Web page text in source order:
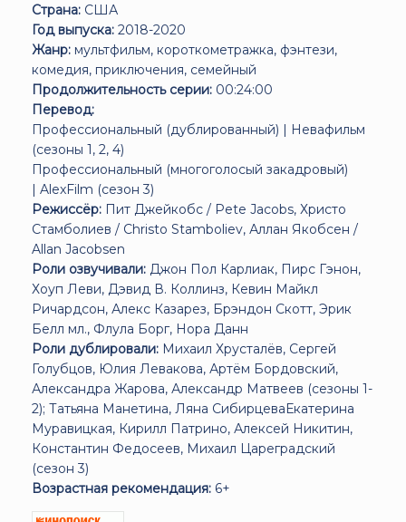
Страна: США
Год выпуска: 2018-2020
Жанр: мультфильм, короткометражка, фэнтези,
комедия, приключения, семейный
Продолжительность серии: 00:24:00
Перевод:
Профессиональный (дублированный) | Невафильм
(сезоны 1, 2, 4)
Профессиональный (многоголосый закадровый)
| AlexFilm (сезон 3)
Режиссёр: Пит Джейкобс / Pete Jacobs, Христо
Стамболиев / Christo Stamboliev, Аллан Якобсен /
Allan Jacobsen
Роли озвучивали: Джон Пол Карлиак, Пирс Гэнон,
Хоуп Леви, Дэвид В. Коллинз, Кевин Майкл
Ричардсон, Алекс Казарез, Брэндон Скотт, Эрик
Белл мл., Флула Борг, Нора Данн
Роли дублировали: Михаил Хрусталёв, Сергей
Голубцов, Юлия Левакова, Артём Бордовский,
Александра Жарова, Александр Матвеев (сезоны 1-
2); Татьяна Манетина, Ляна СибирцеваЕкатерина
Муравицкая, Кирилл Патрино, Алексей Никитин,
Константин Федосеев, Михаил Цареградский
(сезон 3)
Возрастная рекомендация: 6+